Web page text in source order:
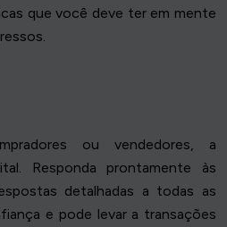
que você deve ter em mente
ou vendedores, a
Responda prontamente às
detalhadas a todas as
e pode levar a transações